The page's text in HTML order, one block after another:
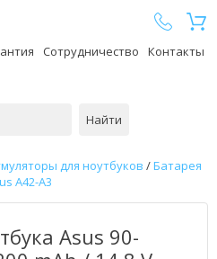
Сотрудничество Контакты
Найти
для ноутбуков /Батарея
A42-A3
Asus 90-